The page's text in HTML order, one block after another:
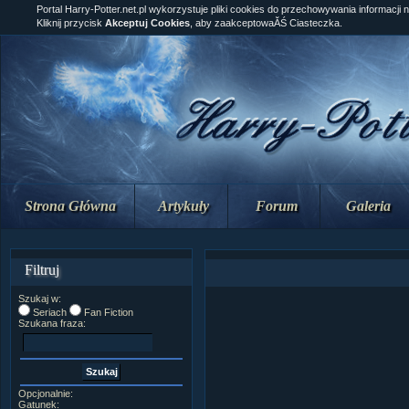
Strona Główna Artykuły Forum Galeria
Filtruj
Szukaj w:
Seriach
Fan Fiction
Szukana fraza:
Opcjonalnie:
Gatunek:
Portal Harry-Potter.net.pl wykorzystuje pliki cookies do przechowywania informacji
Kliknij przycisk Akceptuj Cookies , aby zaakceptowaĂŚ Ciasteczka.